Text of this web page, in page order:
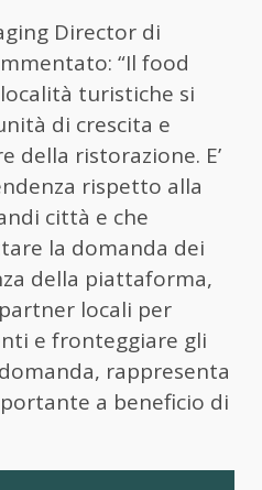
Director di
“Il food
turistiche si
di crescita e
della ristorazione. E’
rispetto alla
città e che
la domanda dei
della piattaforma,
locali per
e fronteggiare gli
rappresenta
a beneficio di